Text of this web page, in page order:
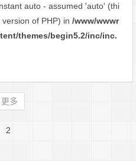
auto - assumed 'auto' (thi
version of PHP) in/www/wwwr
themes/begin5.2/inc/inc.
更多
2